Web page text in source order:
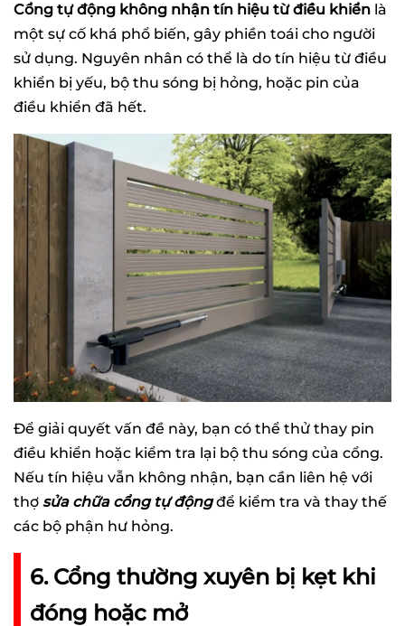
Cổng tự động không nhận tín hiệu từ điều khiển là
một sự cố khá phổ biến, gây phiền toái cho người
sử dụng. Nguyên nhân có thể là do tín hiệu từ điều
khiển bị yếu, bộ thu sóng bị hỏng, hoặc pin của
điều khiển đã hết.
Để giải quyết vấn đề này, bạn có thể thử thay pin
điều khiển hoặc kiểm tra lại bộ thu sóng của cổng.
Nếu tín hiệu vẫn không nhận, bạn cần liên hệ với
thợ sửa chữa cổng tự độngđể kiểm tra và thay thế
các bộ phận hư hỏng.
6. Cổng thường xuyên bị kẹt khi
đóng hoặc mở